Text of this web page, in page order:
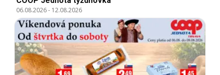
06.08.2026- 12.08.2026